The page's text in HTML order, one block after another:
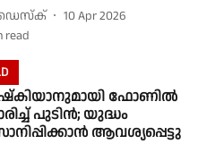
10 Apr 2026
read
ഫോണില്‍
പുടിന്‍; യുദ്ധം
ആവശ്യപ്പെട്ടു